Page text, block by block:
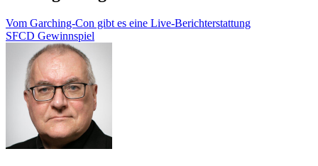
Vom Garching-Con gibt es eine Live-Berichterstattung
SFCD Gewinnspiel